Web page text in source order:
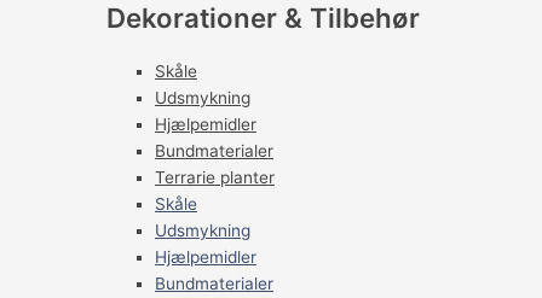
Dekorationer & Tilbehør
Skåle
Udsmykning
Hjælpemidler
Bundmaterialer
Terrarie planter
Skåle
Udsmykning
Hjælpemidler
Bundmaterialer